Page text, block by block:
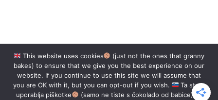
This website uses cookies
(just not the ones that granny
bakes) to ensure that we give you the best experience on our
website. If you continue to use this site we will assume that
you are OK with it, but you can opt-out if you wish.
Ta stran
uporablja piškotke
(samo ne tiste s čokolado od babice), ki